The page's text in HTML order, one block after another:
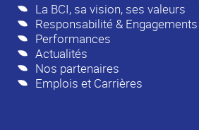
La BCI, sa vision, ses valeurs
Responsabilité & Engagements
Performances
Actualités
Nos partenaires
Emplois et Carrières